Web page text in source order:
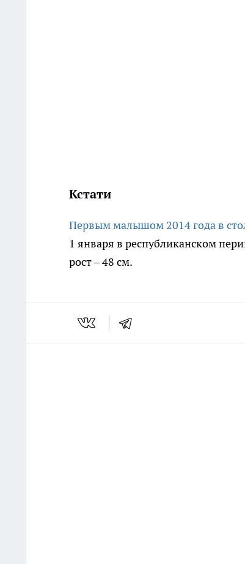
Кстати
Первым малышом 2014 года в
1 января в республиканском
рост – 48 см.